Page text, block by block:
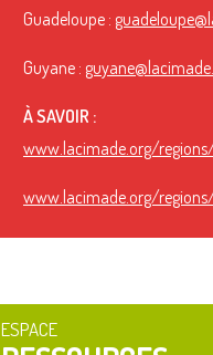
Guadeloupe :
Guyane :
À SAVOIR :
www.lacimade.org/
www.lacimade.org/
ESPACE